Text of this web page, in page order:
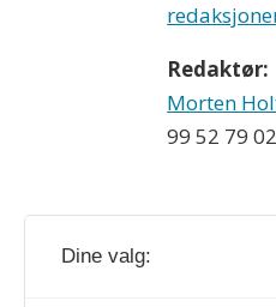
Redaktør:
Morten
99 52 79 02
Dine valg: